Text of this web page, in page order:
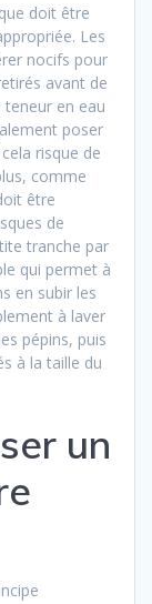
doit être
Les
nocifs pour
avant de
en eau
poser
risque de
comme
être
de
tranche par
qui permet à
en subir les
à laver
pépins, puis
à la taille du
un